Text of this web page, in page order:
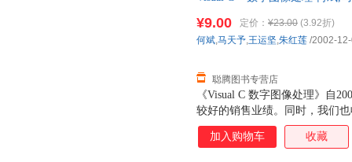
《Visual C 数字图像处理》自
较好的销售业绩。同时，我们
意见和建议。经过一段时期的
息，决定将本书进行补充修订
¥9.00 定价： ¥23.00 (3.92折)
聪腾图书专营店
何斌,马天予,王运坚,朱红莲 /2002-
加入购物车 收藏